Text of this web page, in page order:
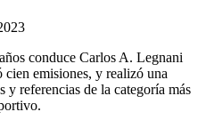
conduce Carlos A. Legnani
emisiones, y realizó una
y referencias de la categoría más